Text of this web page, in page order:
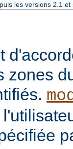
les versions 2.1
zones